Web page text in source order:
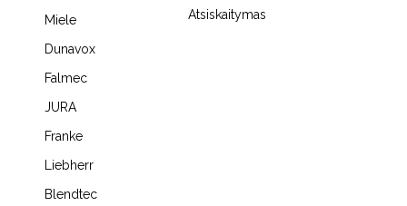
Miele
Dunavox
Falmec
JURA
Franke
Liebherr
Blendtec
Atsiskaitymas